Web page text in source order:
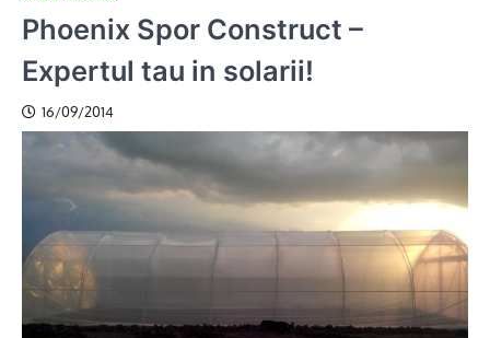
Phoenix Spor Construct –
Expertul tau in solarii!
16/09/2014